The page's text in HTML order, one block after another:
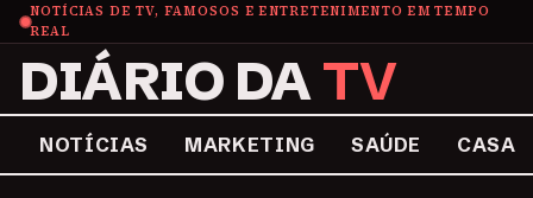
NOTÍCIAS DE TV, FAMOSOS E ENTRETENIMENTO EM TEMPO
REAL
DIÁRIO DATV
NOTÍCIAS MARKETING SAÚDE CASA